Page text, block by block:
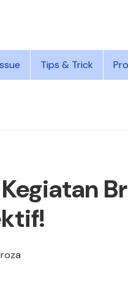
Tips & Trick